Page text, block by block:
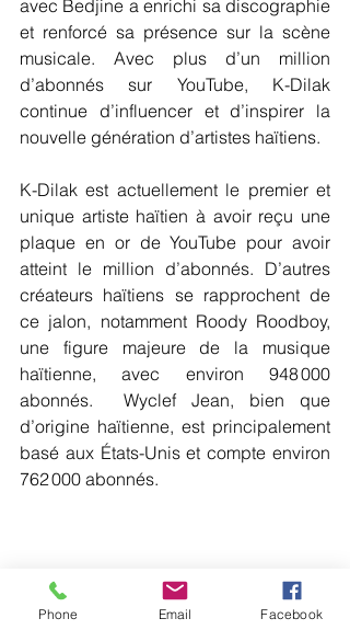
avec Bedjine a enrichi sa discographie
et renforcé sa présence sur la scène
musicale. Avec plus d’un million
d’abonnés sur YouTube, K-Dilak
continue d’influencer et d’inspirer la
nouvelle génération d’artistes haïtiens.
K-Dilak est actuellement le premier et
unique artiste haïtien à avoir reçu une
plaque en or de YouTube pour avoir
atteint le million d’abonnés. D’autres
créateurs haïtiens se rapprochent de
ce jalon, notamment Roody Roodboy,
une figure majeure de la musique
haïtienne, avec environ 948 000
abonnés.  Wyclef Jean, bien que
d’origine haïtienne, est principalement
basé aux États-Unis et compte environ
762 000 abonnés.
Phone Email Facebook